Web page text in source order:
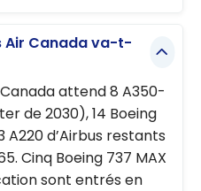
Air Canada va-t-
Canada attend 8 A350-
de 2030), 14 Boeing
d’Airbus restants
Cinq Boeing 737 MAX
sont entrés en